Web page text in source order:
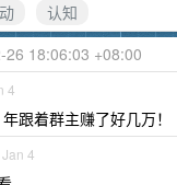
认知
26 18:06:03 +08:00
4
跟着群主赚了好几万！
Jan 4